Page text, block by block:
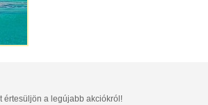
értesüljön a legújabb akciókról!